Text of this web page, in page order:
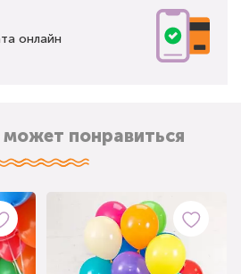
онлайн
понравиться